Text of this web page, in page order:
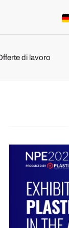
di lavoro